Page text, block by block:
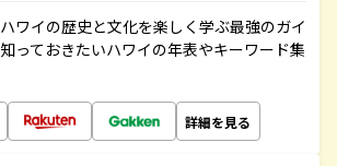
ワイの歴史と文化を楽しく学ぶ最強のガイ
っておきたいハワイの年表やキーワード集
詳細を見る